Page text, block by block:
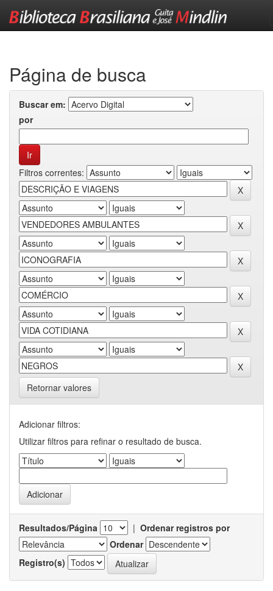
Página de busca
Buscar em:
por
Filtros correntes:
Retornar valores
Adicionar filtros:
Utilizar filtros para refinar o resultado de busca.
Resultados/Página | Ordenar registros por
Ordenar
Registro(s)